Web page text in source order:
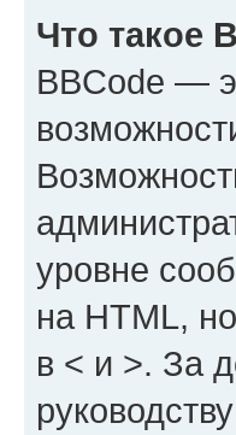
Что такое
BBCode —
уровне
на HTML,
в < и >. За